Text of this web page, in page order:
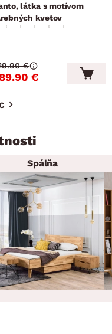
látka s motívom
kvetov
€
€
Spálňa